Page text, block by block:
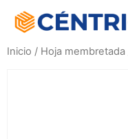
Inicio / Hoja membretada